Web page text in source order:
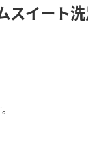
イート洗